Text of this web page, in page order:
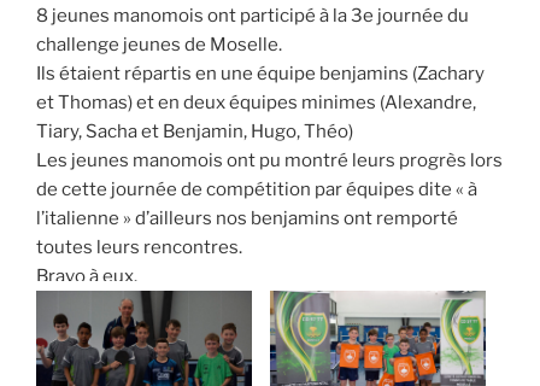
8 jeunes manomois ont participé à la 3e journée du
challenge jeunes de Moselle.
Ils étaient répartis en une équipe benjamins (Zachary
et Thomas) et en deux équipes minimes (Alexandre,
Tiary, Sacha et Benjamin, Hugo, Théo)
Les jeunes manomois ont pu montré leurs progrès lors
de cette journée de compétition par équipes dite « à
l’italienne » d’ailleurs nos benjamins ont remporté
toutes leurs rencontres.
Bravo à eux.